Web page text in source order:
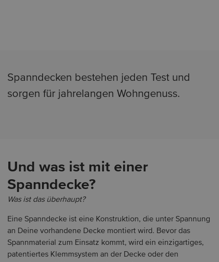
Spanndecken bestehen jeden Test und
sorgen für jahrelangen Wohngenuss.
Und was ist mit einer
Spanndecke?
Was ist das überhaupt?
Eine Spanndecke ist eine Konstruktion, die unter Spannung
an Deine vorhandene Decke montiert wird. Bevor das
Spannmaterial zum Einsatz kommt, wird ein einzigartiges,
patentiertes Klemmsystem an der Decke oder den